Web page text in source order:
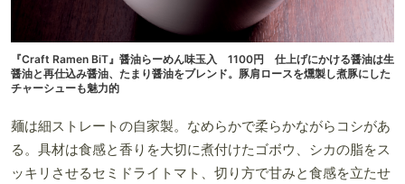
『Craft Ramen BiT』醤油らーめん味玉入 1100円 仕上げにかける醤油は生
醤油と再仕込み醤油、たまり醤油をブレンド。豚肩ロースを燻製し煮豚にした
チャーシューも魅力的
麺は細ストレートの自家製。なめらかで柔らかながらコシがあ
る。具材は食感と香りを大切に煮付けたゴボウ、シカの脂をス
ッキリさせるセミドライトマト、切り方で甘みと食感を立たせ